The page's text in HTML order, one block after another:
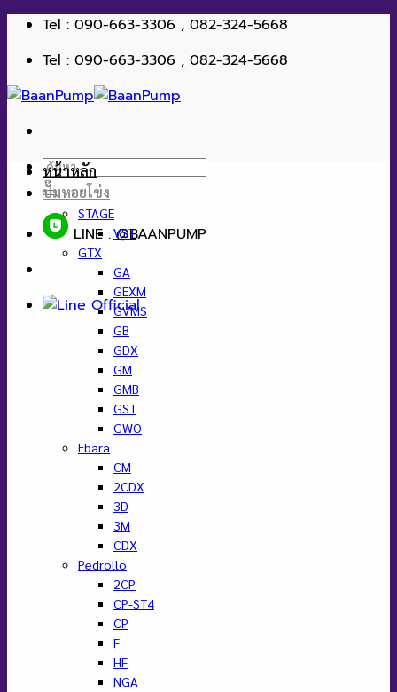
ข้าม
เนื้อหา
Tel : 090-663-3306 , 082-324-5668
Tel : 090-663-3306 , 082-324-5668
ค้นหา:
LINE : @BAANPUMP
หน้าหลัก
ปั๊มหอยโข่ง
STAGE
VST
GTX
GA
GEXM
GVMS
GB
GDX
GM
GMB
GST
GWO
Ebara
CM
2CDX
3D
3M
CDX
Pedrollo
2CP
CP-ST4
CP
F
HF
NGA